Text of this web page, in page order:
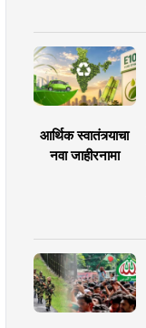
आर्थिक स्वातंत्र्याचा
नवा जाहीरनामा